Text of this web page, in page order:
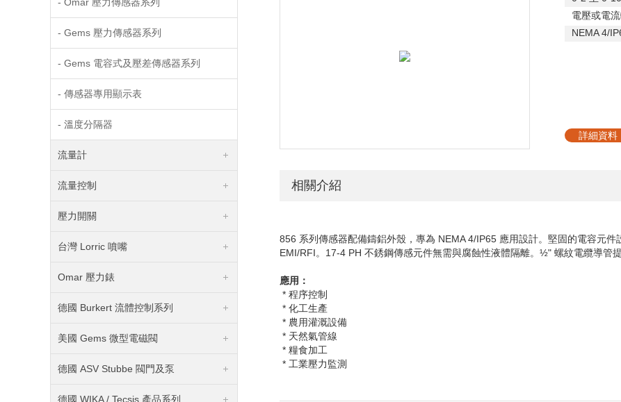
- Gems 壓力傳感器系列
- Gems 電容式及壓差傳感器系列
- 傳感器專用顯示表
- 溫度分隔器
流量計
流量控制
壓力開關
台灣 Lorric 噴嘴
Omar 壓力錶
德國 Burkert 流體控制系列
美國 Gems 微型電磁閥
德國 ASV Stubbe 閥門及泵
德國 WIKA / Tecsis 產品系列
電壓或電
NEMA 4/
詳細資料
相關介紹
856 系列傳感器配備鑄鋁外殼，專為 NEMA 4/IP65 應用設計。堅固的電容元
EMI/RFI。 17-4 PH 不銹鋼傳感元件無需與腐蝕性液體隔離。½" 螺紋電纜導管
應用：
* 程序控制
* 化工生產
* 農用灌溉設備
* 天然氣管線
* 糧食加工
* 工業壓力監測